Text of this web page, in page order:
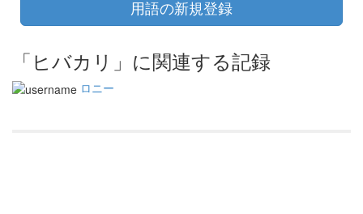
用語の新規登録
「ヒバカリ」に関連する記録
ロニー